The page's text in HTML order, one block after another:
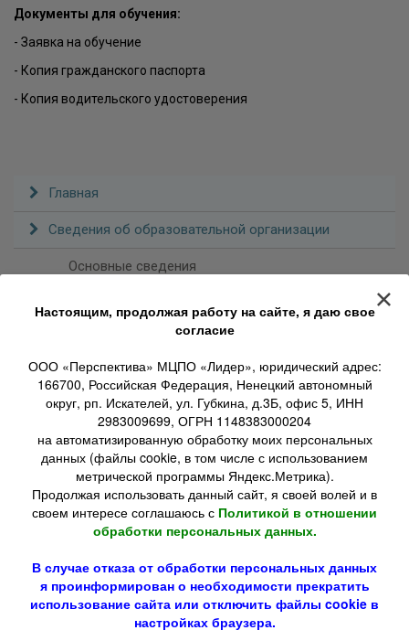
Документы для обучения:
- Заявка на обучение
- Копия гражданского паспорта
- Копия водительского удостоверения
Главная
Сведения об образовательной организации
Основные сведения
Платные образовательные услуги
Образовательные стандарты
Руководство
Педагогический состав
Материально-техническое обеспечение и
оснащенность образовательного процесса.
Вакантные места для приема (перевода)
Стипендии и иные виды материальной поддержки
Настоящим, продолжая работу на сайте, я даю свое
согласие
ООО «Перспектива» МЦПО «Лидер», юридический адрес:
166700, Российская Федерация, Ненецкий автономный
округ, рп. Искателей, ул. Губкина, д.3Б, офис 5, ИНН
2983009699, ОГРН 1148383000204
на автоматизированную обработку моих персональных
данных (файлы cookie, в том числе с использованием
метрической программы Яндекс.Метрика).
Продолжая использовать данный сайт, я своей волей и в
своем интересе соглашаюсь с Политикой в отношении
обработки персональных данных.
В случае отказа от обработки персональных данных
я проинформирован о необходимости прекратить
использование сайта или отключить файлы cookie в
настройках браузера.